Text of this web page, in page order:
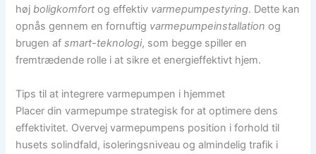
højboligkomfort og effektiv varmepumpestyring. Dette kan
opnås gennem en fornuftig varmepumpeinstallation og
brugen afsmart-teknologi, som begge spiller en
fremtrædende rolle i at sikre et energieffektivt hjem.
Tips til at integrere varmepumpen i hjemmet
Placer din varmepumpe strategisk for at optimere dens
effektivitet. Overvej varmepumpens position i forhold til
husets solindfald, isoleringsniveau og almindelig trafik i